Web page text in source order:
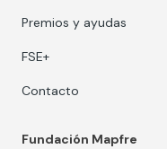
Premios y ayudas
FSE+
Contacto
Fundación Mapfre